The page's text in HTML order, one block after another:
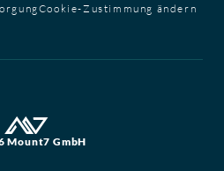
Cookie-Zustimmung ändern
Mount7 GmbH